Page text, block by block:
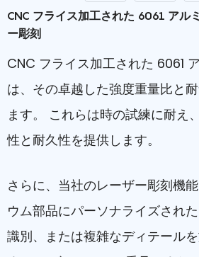
CNC フライス加工された 6061 アル
ー彫刻
CNC フライス加工された 6061
は、その卓越した強度重量比と
ます。 これらは時の試練に耐え
性と耐久性を提供します。
さらに、当社のレーザー彫刻機
ウム部品にパーソナライズされた
識別、または複雑なディテール